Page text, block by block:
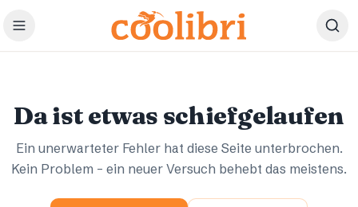
Zum Hauptinhalt springen
Da ist etwas schiefgelaufen
Ein unerwarteter Fehler hat diese Seite unterbrochen.
Kein Problem – ein neuer Versuch behebt das meistens.